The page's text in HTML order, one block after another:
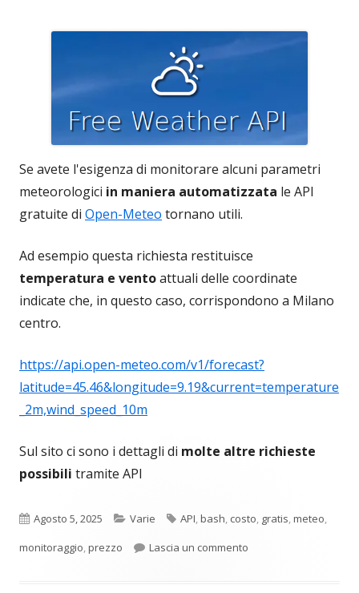
Se avete l'esigenza di monitorare alcuni parametri
meteorologici in maniera automatizzata le API
gratuite di Open-Meteo tornano utili.
Ad esempio questa richiesta restituisce
temperatura e ventoattuali delle coordinate
indicate che, in questo caso, corrispondono a Milano
centro.
https://api.open-meteo.com/v1/forecast?
latitude=45.46&longitude=9.19&current=temperature
_2m,wind_speed_10m
Sul sito ci sono i dettagli di molte altre richieste
possibili tramite API
Pubblicato
Agosto 5, 2025 Categorie
Varie Tag
API,bash, costo, gratis,meteo,
monitoraggio,prezzo Lascia un commento